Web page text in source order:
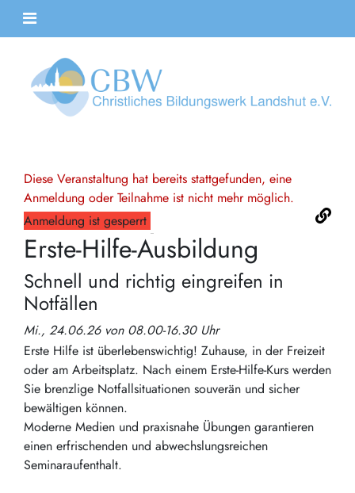
Diese Veranstaltung hat bereits stattgefunden, eine
Anmeldung oder Teilnahme ist nicht mehr möglich.
Anmeldung ist gesperrt
Erste-Hilfe-Ausbildung
Schnell und richtig eingreifen in
Notfällen
Mi., 24.06.26 von 08.00-16.30 Uhr
Erste Hilfe ist überlebenswichtig! Zuhause, in der Freizeit
oder am Arbeitsplatz. Nach einem Erste-Hilfe-Kurs werden
Sie brenzlige Notfallsituationen souverän und sicher
bewältigen können.
Moderne Medien und praxisnahe Übungen garantieren
einen erfrischenden und abwechslungsreichen
Seminaraufenthalt.